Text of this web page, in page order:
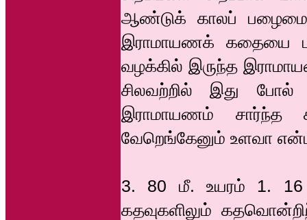
ஆண்டுக் காலப் பழைமை
இராமாயணக் கதையை
வழக்கில் இருந்த
சிலவற்றில் இது போல்
இராமாயணம் சார்ந்த
வேறெங்கேனும் உளவா
3. 80 மீ. உயரம் 1. 16
கதவுகளிலும்